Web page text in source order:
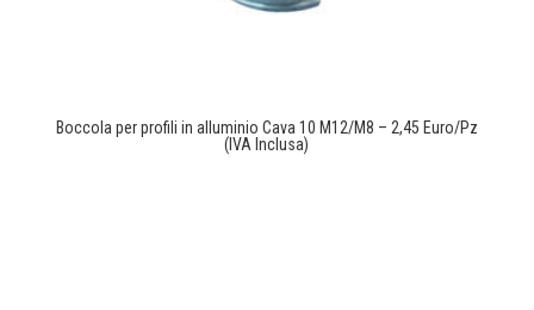
Boccola per profili in alluminio Cava 10 M12/M8 – 2,45 Euro/Pz
(IVA Inclusa)